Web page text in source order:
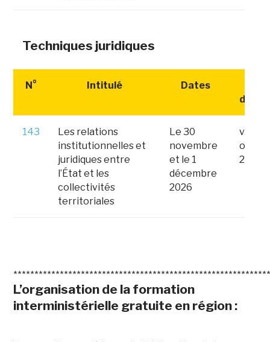
Techniques juridiques
N° Intitulé Dates
143
Les relations
institutionnelles et
juridiques entre
l’État et les
collectivités
territoriales
Le 30
novembre
et le 1
décembre
2026
2026
L’organisation de la formation
interministérielle gratuite en région :